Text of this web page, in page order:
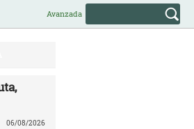
Avanzada
06/08/2026